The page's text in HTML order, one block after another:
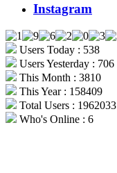
Instagram
Users Today : 538
Users Yesterday : 706
This Month : 3810
This Year : 158409
Total Users : 1962033
Who's Online : 6